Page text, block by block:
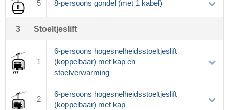
5 8-persoons gondel (met 1 kabel)
3 Stoeltjeslift
1
6-persoons hogesnelheidsstoeltjeslift
(koppelbaar) met kap en
stoelverwarming
2
6-persoons hogesnelheidsstoeltjeslift
(koppelbaar) met kap